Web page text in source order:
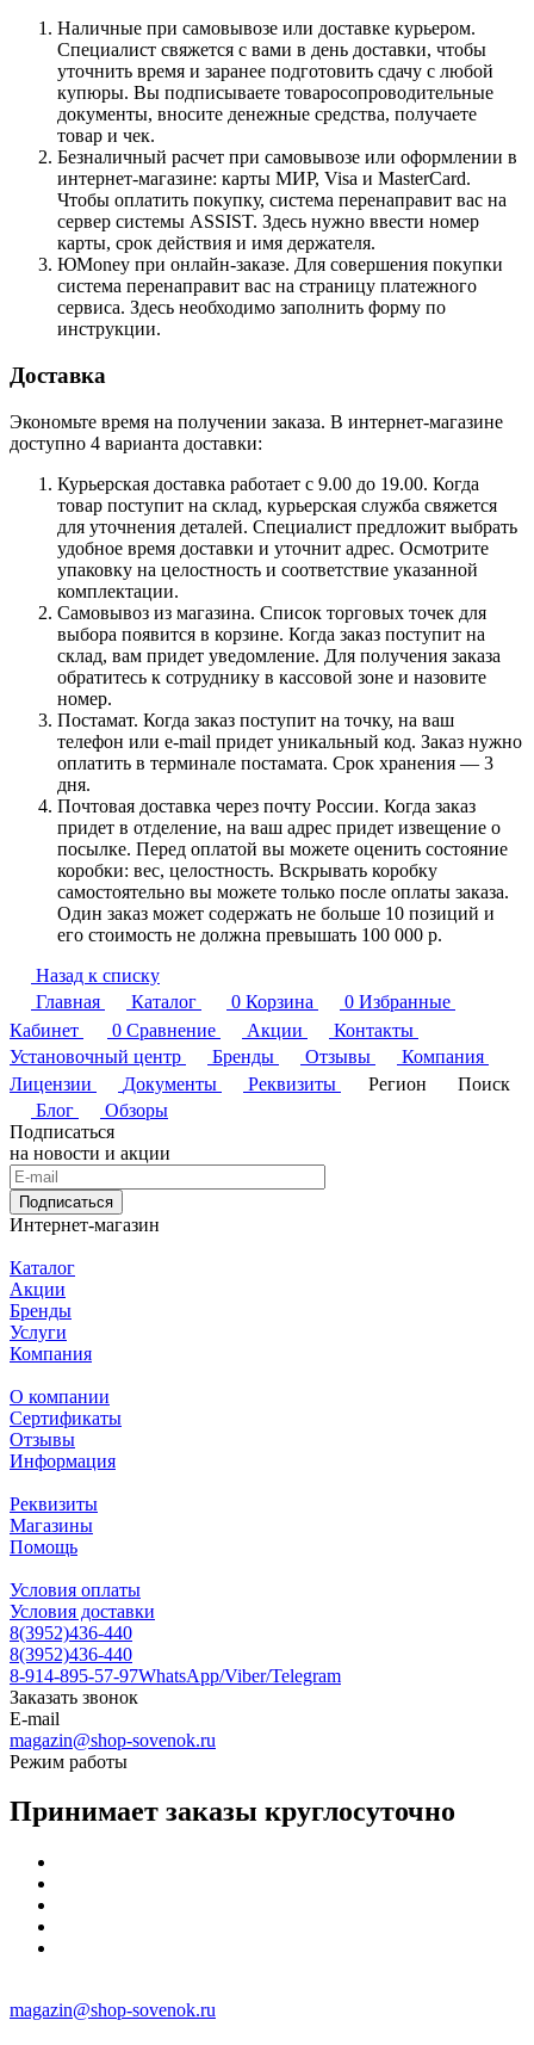
Наличные при самовывозе или доставке курьером.
Специалист свяжется с вами в день доставки, чтобы
уточнить время и заранее подготовить сдачу с любой
купюры. Вы подписываете товаросопроводительные
документы, вносите денежные средства, получаете
товар и чек.
Безналичный расчет при самовывозе или оформлении в
интернет-магазине: карты МИР, Visa и MasterCard.
Чтобы оплатить покупку, система перенаправит вас на
сервер системы ASSIST. Здесь нужно ввести номер
карты, срок действия и имя держателя.
ЮMoney при онлайн-заказе. Для совершения покупки
система перенаправит вас на страницу платежного
сервиса. Здесь необходимо заполнить форму по
инструкции.
Доставка
Экономьте время на получении заказа. В интернет-магазине
доступно 4 варианта доставки:
Курьерская доставка работает с 9.00 до 19.00. Когда
товар поступит на склад, курьерская служба свяжется
для уточнения деталей. Специалист предложит выбрать
удобное время доставки и уточнит адрес. Осмотрите
упаковку на целостность и соответствие указанной
комплектации.
Самовывоз из магазина. Список торговых точек для
выбора появится в корзине. Когда заказ поступит на
склад, вам придет уведомление. Для получения заказа
обратитесь к сотруднику в кассовой зоне и назовите
номер.
Постамат. Когда заказ поступит на точку, на ваш
телефон или e-mail придет уникальный код. Заказ нужно
оплатить в терминале постамата. Срок хранения — 3
дня.
Почтовая доставка через почту России. Когда заказ
придет в отделение, на ваш адрес придет извещение о
посылке. Перед оплатой вы можете оценить состояние
коробки: вес, целостность. Вскрывать коробку
самостоятельно вы можете только после оплаты заказа.
Один заказ может содержать не больше 10 позиций и
его стоимость не должна превышать 100 000 р.
Назад к списку
Главная
Каталог 0 Корзина 0 Избранные
Кабинет
0 Сравнение Акции
Контакты
Установочный центр
Бренды Отзывы
Компания
Лицензии
Документы Реквизиты Регион
Поиск
Блог
Обзоры
Подписаться
на новости и акции
Подписаться
Интернет-магазин
Каталог
Акции
Бренды
Услуги
Компания
О компании
Сертификаты
Отзывы
Информация
Реквизиты
Магазины
Помощь
Условия оплаты
Условия доставки
8(3952)436-440
8(3952)436-440
8-914-895-57-97WhatsApp/Viber/Telegram
Заказать звонок
E-mail
magazin@shop-sovenok.ru
Режим работы
Принимает заказы круглосуточно
magazin@shop-sovenok.ru